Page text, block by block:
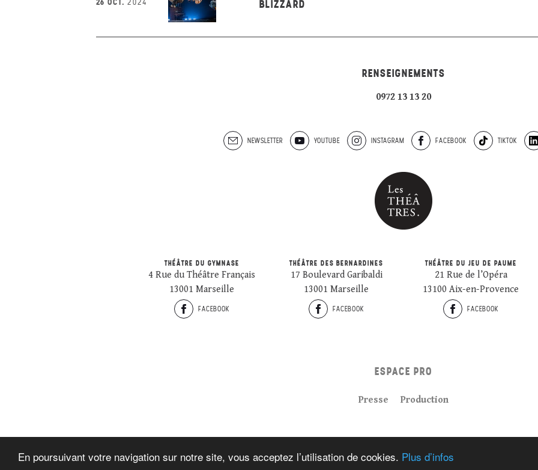
En poursuivant votre navigation sur notre site, vous acceptez l’utilisation de cookies. Plus d’infos
2024 BLIZZARD
RENSEIGNEMENTS
0972 13 13 20
NEWSLETTER YOUTUBE INSTAGRAM FACEBOOK TIKTOK
THÉÂTRE DU GYMNASE
4 Rue du Théâtre Français
13001 Marseille
FACEBOOK
THÉÂTRE DES BERNARDINES
17 Boulevard Garibaldi
13001 Marseille
FACEBOOK
THÉÂTRE DU JEU DE PAUME
21 Rue de l’Opéra
13100 Aix-en-Provence
FACEBOOK
ESPACE PRO
Presse Production